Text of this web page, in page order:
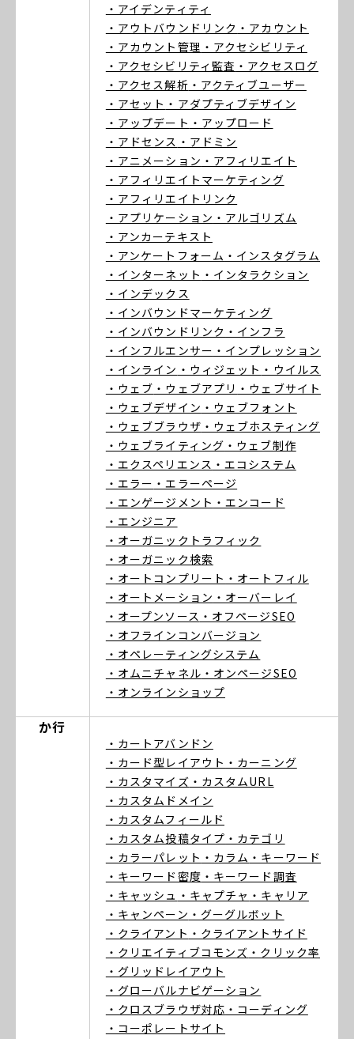
・アイデンティティ
・アウトバウンドリンク ・アカウント
・アカウント管理 ・アクセシビリティ
・アクセシビリティ監査 ・アクセスログ
・アクセス解析 ・アクティブユーザー
・アセット ・アダプティブデザイン
・アップデート ・アップロード
・アドセンス ・アドミン
・アニメーション ・アフィリエイト
・アフィリエイトマーケティング
・アフィリエイトリンク
・アプリケーション ・アルゴリズム
・アンカーテキスト
・アンケートフォーム ・インスタグラム
・インターネット ・インタラクション
・インデックス
・インバウンドマーケティング
・インバウンドリンク ・インフラ
・インフルエンサー ・インプレッション
・インライン ・ウィジェット ・ウイルス
・ウェブ ・ウェブアプリ ・ウェブサイト
・ウェブデザイン ・ウェブフォント
・ウェブブラウザ ・ウェブホスティング
・ウェブライティング ・ウェブ制作
・エクスペリエンス ・エコシステム
・エラー ・エラーページ
・エンゲージメント ・エンコード
・エンジニア
・オーガニックトラフィック
・オーガニック検索
・オートコンプリート ・オートフィル
・オートメーション ・オーバーレイ
・オープンソース ・オフページSEO
・オフラインコンバージョン
・オペレーティングシステム
・オムニチャネル ・オンページSEO
・オンラインショップ
か行
・カートアバンドン
・カード型レイアウト ・カーニング
・カスタマイズ ・カスタムURL
・カスタムドメイン
・カスタムフィールド
・カスタム投稿タイプ ・カテゴリ
・カラーパレット ・カラム ・キーワード
・キーワード密度 ・キーワード調査
・キャッシュ ・キャプチャ ・キャリア
・キャンペーン ・グーグルボット
・クライアント ・クライアントサイド
・クリエイティブコモンズ ・クリック率
・グリッドレイアウト
・グローバルナビゲーション
・クロスブラウザ対応 ・コーディング
・コーポレートサイト